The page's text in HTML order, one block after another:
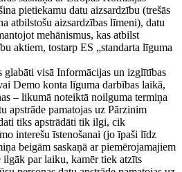
pietiekamu datu aizsardzību (trešās
atbilstošu aizsardzības līmeni), datu
mehānismus, kas atbilst
aktiem, tostarp ES „standarta līguma
glabāti visā Informācijas un izglītības
Demo konta līguma darbības laikā,
– likumā noteiktā noilguma termiņa
apstrāde pamatojas uz Pārzinim
tiks apstrādāti tik ilgi, cik
interešu īstenošanai (jo īpaši līdz
beigām saskaņā ar piemērojamajiem
ilgāk par laiku, kamēr tiek atzīts